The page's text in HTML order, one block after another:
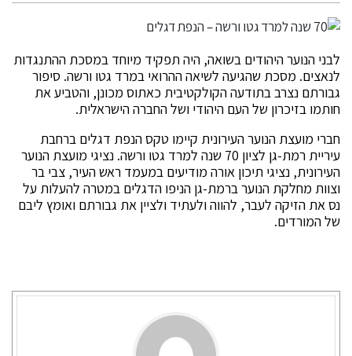
לבני הנוער היהודים בשואה, היה תפקיד מיוחד במסכת ההתנגדות
לנאצים. מסכת שהגיעה לשיאה ההרואי במרד גטו ורשה. סיפור
גבורתם נצרב בתודעה הקולקטיבית כאתוס מכונן, והטביע את
חותמו בזיכרון של העם היהודי ושל החברה הישראלית.
חברי מועצת הנוער העירונית קיימו טקס הנפת דגלים ברחבת
עיריית רמת-גן לציון 70 שנה למרד גטו ורשה. נציגי מועצת הנוער
העירונית, נציגי תיכון אורה מודיעים במעמד ראש העיר, צבי בר
וצוות מחלקת הנוער ברמת-גן הניפו הדגלים במטרה להעלות על
נס את הזיקה לעבר, להווה ולעתיד ולציין את גבורתם ואומץ ליבם
של המורדים.